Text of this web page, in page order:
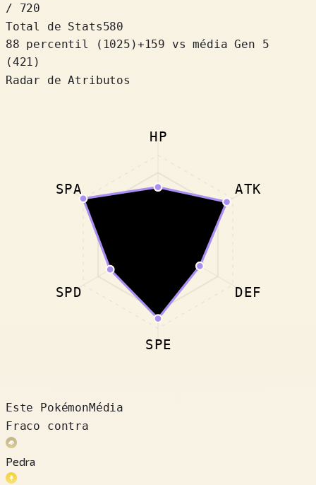
/ 720
Total de Stats580
88 percentil
( 1025 )+159
vs média Gen 5
(421)
Radar de Atributos
HP
ATK
DEF
SPE
SPD
SPA
Este PokémonMédia
Fraco contra
Pedra